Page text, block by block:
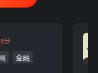
5分
金融